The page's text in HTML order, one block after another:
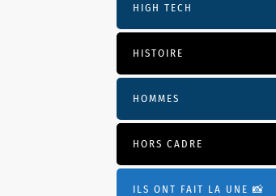
HIGH TECH
HISTOIRE
HOMMES
HORS CADRE
ILS ONT FAIT LA UNE 📸